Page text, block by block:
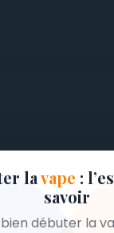
lavape :
savoir
débuter la